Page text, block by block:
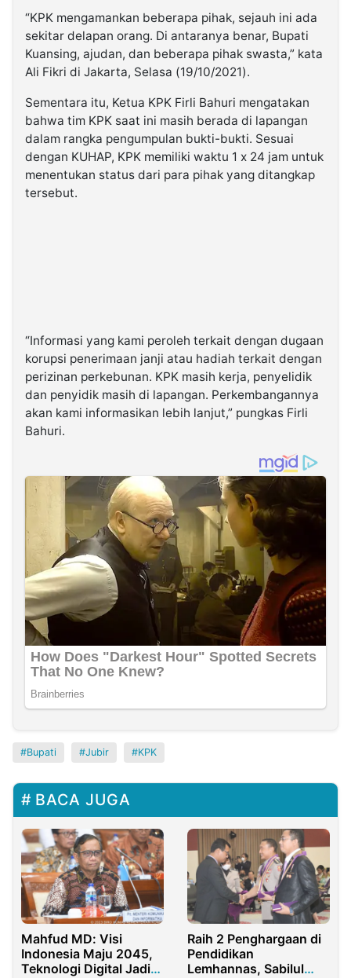
“KPK mengamankan beberapa pihak, sejauh ini ada
sekitar delapan orang. Di antaranya benar, Bupati
Kuansing, ajudan, dan beberapa pihak swasta,” kata
Ali Fikri di Jakarta, Selasa (19/10/2021).
Sementara itu, Ketua KPK Firli Bahuri mengatakan
bahwa tim KPK saat ini masih berada di lapangan
dalam rangka pengumpulan bukti-bukti. Sesuai
dengan KUHAP, KPK memiliki waktu 1 x 24 jam untuk
menentukan status dari para pihak yang ditangkap
tersebut.
“Informasi yang kami peroleh terkait dengan dugaan
korupsi penerimaan janji atau hadiah terkait dengan
perizinan perkebunan. KPK masih kerja, penyelidik
dan penyidik masih di lapangan. Perkembangannya
akan kami informasikan lebih lanjut,” pungkas Firli
Bahuri.
Bupati Jubir KPK
BACA JUGA
Mahfud MD: Visi
Indonesia Maju 2045,
Teknologi Digital Jadi
Raih 2 Penghargaan di
Pendidikan
Lemhannas, Sabilul